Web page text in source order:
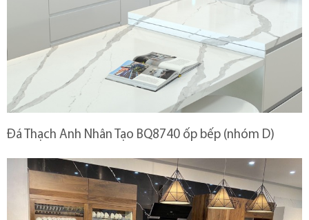
Đá Thạch Anh Nhân Tạo BQ8740 ốp bếp (nhóm D)